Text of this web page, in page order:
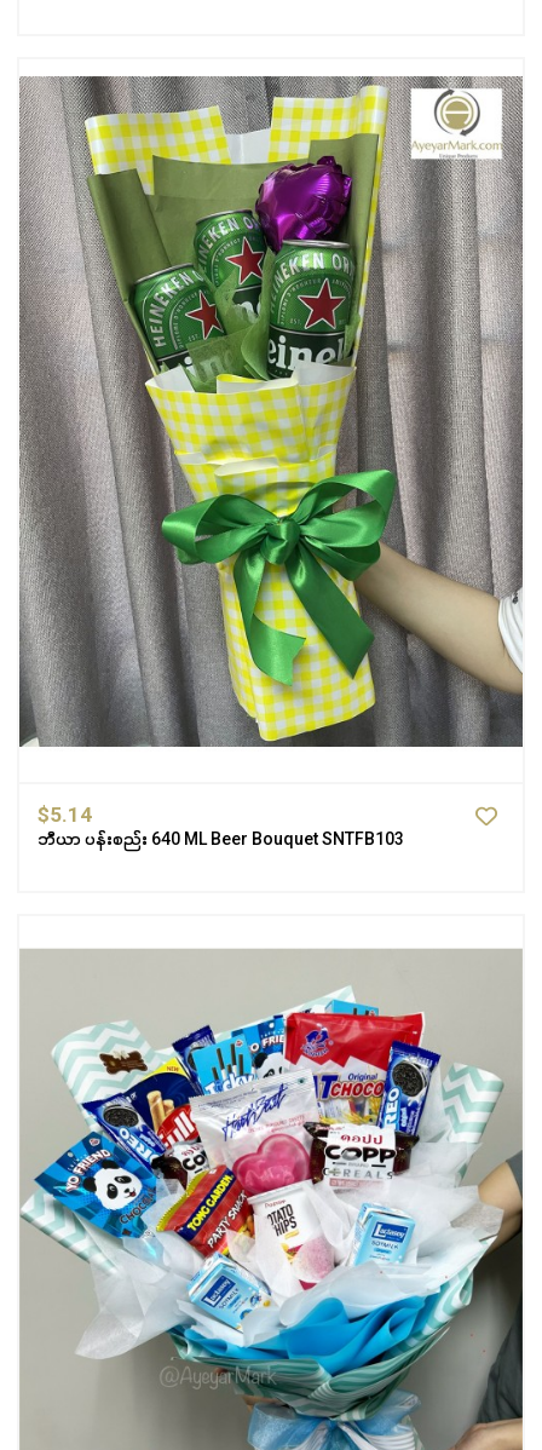
$5.14
ဘီယာ ပန်းစည်း 640 ML Beer Bouquet SNTFB103